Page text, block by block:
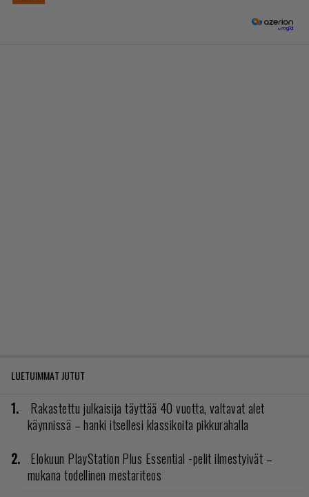
LUETUIMMAT JUTUT
Rakastettu julkaisija täyttää 40 vuotta, valtavat alet
käynnissä – hanki itsellesi klassikoita pikkurahalla
Elokuun PlayStation Plus Essential -pelit ilmestyivät –
mukana todellinen mestariteos